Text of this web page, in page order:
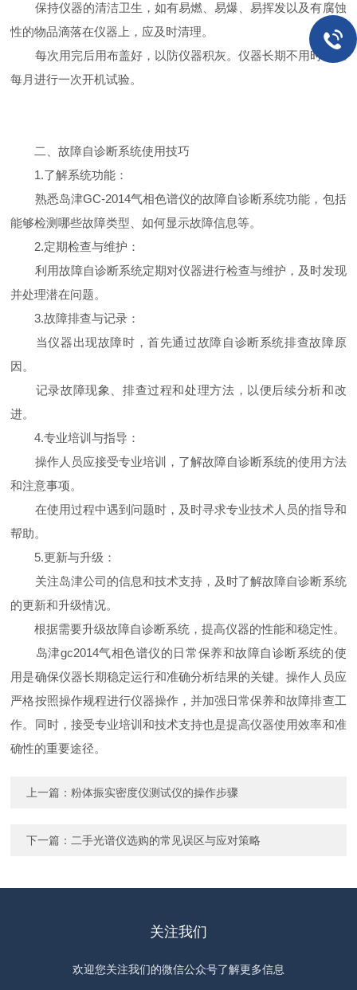
保持仪器的清洁卫生，如有易燃、易爆、易挥发以及有腐蚀
性的物品滴落在仪器上，应及时清理。
每次用完后用布盖好，以防仪器积灰。仪器长期不用时，应
每月进行一次开机试验。
二、故障自诊断系统使用技巧
1.了解系统功能：
熟悉岛津GC-2014气相色谱仪的故障自诊断系统功能，包括
能够检测哪些故障类型、如何显示故障信息等。
2.定期检查与维护：
利用故障自诊断系统定期对仪器进行检查与维护，及时发现
并处理潜在问题。
3.故障排查与记录：
当仪器出现故障时，首先通过故障自诊断系统排查故障原
因。
记录故障现象、排查过程和处理方法，以便后续分析和改
进。
4.专业培训与指导：
操作人员应接受专业培训，了解故障自诊断系统的使用方法
和注意事项。
在使用过程中遇到问题时，及时寻求专业技术人员的指导和
帮助。
5.更新与升级：
关注岛津公司的信息和技术支持，及时了解故障自诊断系统
的更新和升级情况。
根据需要升级故障自诊断系统，提高仪器的性能和稳定性。
岛津gc2014气相色谱仪的日常保养和故障自诊断系统的使
用是确保仪器长期稳定运行和准确分析结果的关键。操作人员应
严格按照操作规程进行仪器操作，并加强日常保养和故障排查工
作。同时，接受专业培训和技术支持也是提高仪器使用效率和准
确性的重要途径。
上一篇：粉体振实密度仪测试仪的操作步骤
下一篇： 二手光谱仪选购的常见误区与应对策略
关注我们
欢迎您关注我们的微信公众号了解更多信息